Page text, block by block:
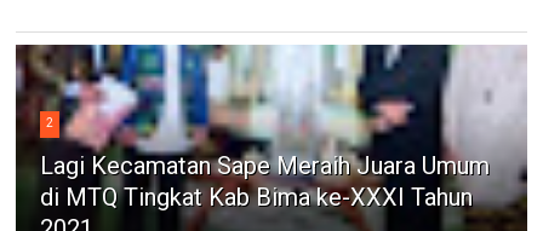
2
Lagi Kecamatan Sape Meraih Juara Umum
di MTQ Tingkat Kab Bima ke-XXXI Tahun